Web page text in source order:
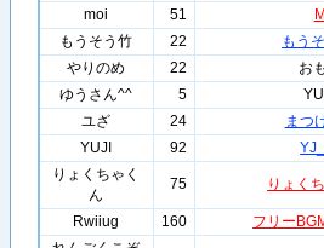
moi
51
もうそう竹
22
もう
やりのめ
22
お
ゆうさん^^
5
ユざ
24 まつ
YUJI
92
りょくちゃく
ん
75 りょく
Rwiiug 160
フリー